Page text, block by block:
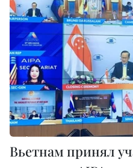
Вьетнам принял